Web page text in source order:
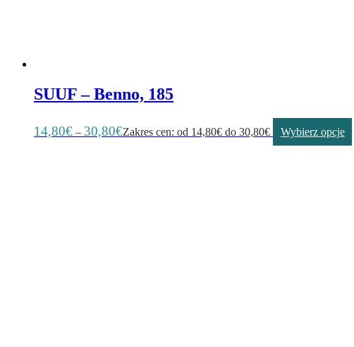
SUUF – Benno, 185
14,80€ – 30,80€Zakres cen: od 14,80€ do 30,80€ Wybierz opcje